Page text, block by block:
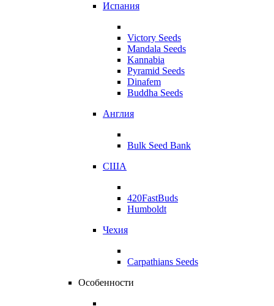
Испания
Victory Seeds
Mandala Seeds
Kannabia
Pyramid Seeds
Dinafem
Buddha Seeds
Англия
Bulk Seed Bank
США
420FastBuds
Humboldt
Чехия
Carpathians Seeds
Особенности